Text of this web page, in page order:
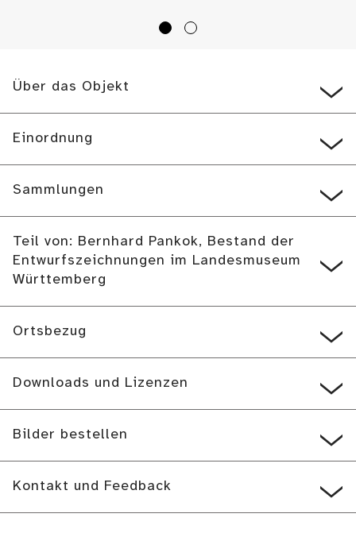
Über das Objekt
Einordnung
Sammlungen
Teil von: Bernhard Pankok, Bestand der
Entwurfszeichnungen im Landesmuseum
Württemberg
Ortsbezug
Downloads und Lizenzen
Bilder bestellen
Kontakt und Feedback